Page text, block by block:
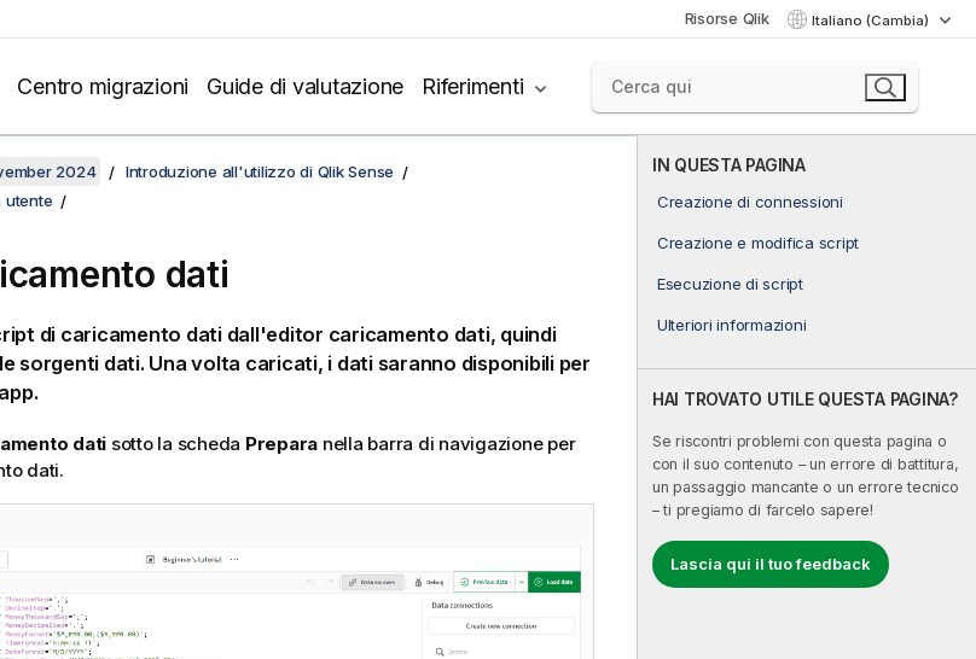
Risorse Qlik Italiano (Cambia)
Centro migrazioni Guide di valutazione Riferimenti
IN QUESTA PAGINA
Creazione di connessioni
Creazione e modifica script
Esecuzione di script
Ulteriori informazioni
HAI TROVATO UTILE QUESTA PAGINA?
Se riscontri problemi con questa pagina o
con il suo contenuto – un errore di battitura,
un passaggio mancante o un errore tecnico
– ti pregiamo di farcelo sapere!
Lascia qui il tuo feedback
2024
Introduzione all'utilizzo di Qlik Sense
utente
dati
di caricamento dati dall'editor caricamento dati, quindi
sorgenti dati. Una volta caricati, i dati saranno disponibili per
dati sotto la scheda Prepara nella barra di navigazione per
dati.